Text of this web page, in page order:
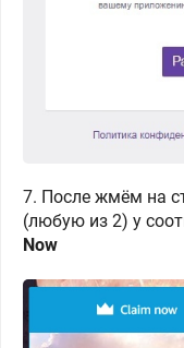
7. После жмём на
(любую из 2) у
Now